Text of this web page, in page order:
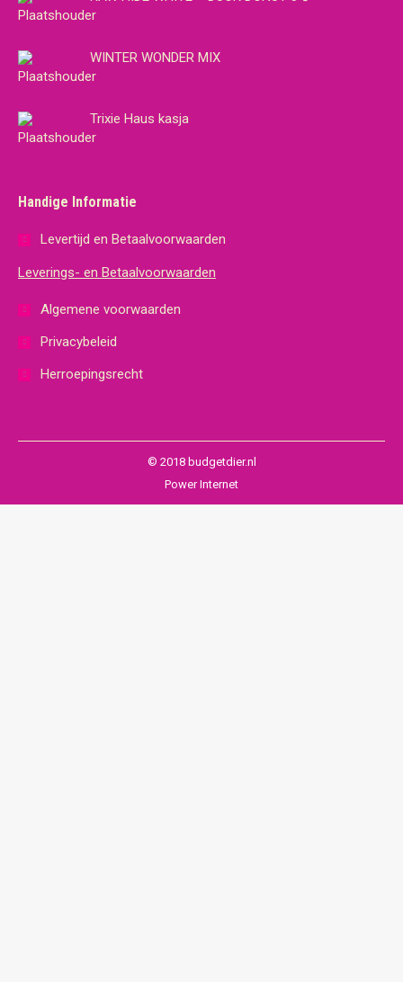
WINTER WONDER MIX
Trixie Haus kasja
Handige Informatie
Levertijd en Betaalvoorwaarden
Leverings- en Betaalvoorwaarden
Algemene voorwaarden
Privacybeleid
Herroepingsrecht
© 2018 budgetdier.nl
Power Internet